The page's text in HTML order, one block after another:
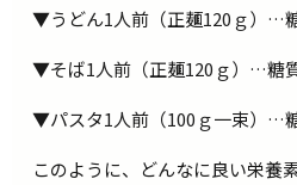
▼うどん1人前（正麺120ｇ）…
▼そば1人前（正麺120ｇ）…糖
▼パスタ1人前（100ｇ一束）…
このように、どんなに良い栄養